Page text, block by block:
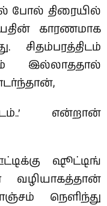
போல் திரையில்
காரணமாக
இல்லாததால்
என்றான்
ஷூட்டிங்
நெளிந்து